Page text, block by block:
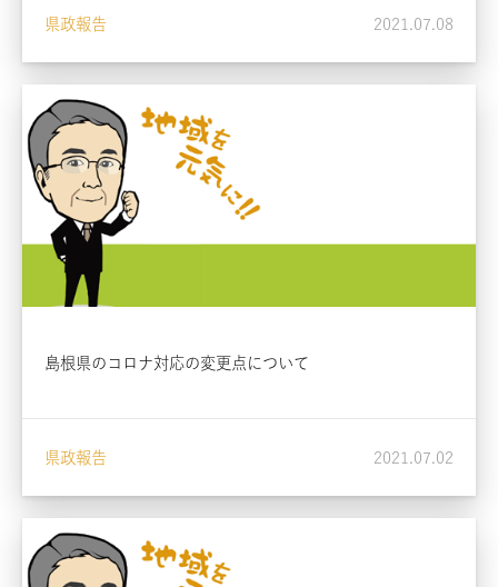
県政報告 2021.07.08
島根県のコロナ対応の変更点について
県政報告 2021.07.02